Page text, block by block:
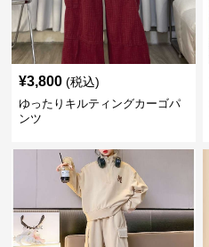
¥3,800 (税込)
ゆったりキルティングカーゴパ
ンツ